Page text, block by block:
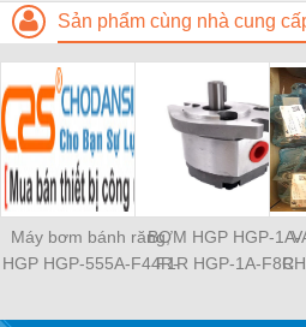
Sản phẩm cùng nhà cung
Máy bơm bánh răng,
HGP HGP-555A-F44R-
L826R-4BDB HGP-
BƠM HGP HGP-1A-
F1R HGP-1A-F8R
2A-F12R HGP-2A-